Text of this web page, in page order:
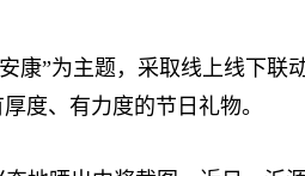
”为主题，采取线上线下联
度、有力度的节日礼物。